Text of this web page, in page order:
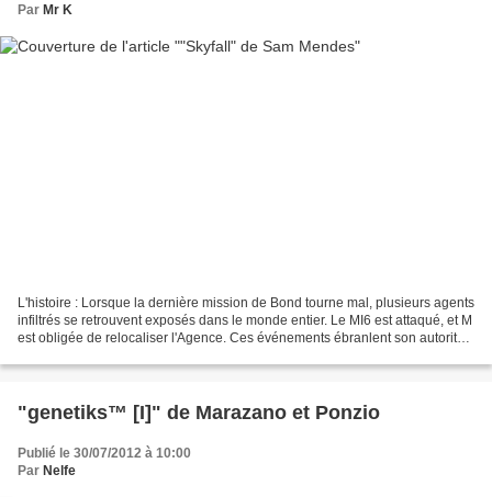
Par Mr K
L'histoire : Lorsque la dernière mission de Bond tourne mal, plusieurs agents
infiltrés se retrouvent exposés dans le monde entier. Le MI6 est attaqué, et M
est obligée de relocaliser l'Agence. Ces événements ébranlent son autorité,
"genetiks™ [I]" de Marazano et Ponzio
Publié le 30/07/2012 à 10:00
Par Nelfe